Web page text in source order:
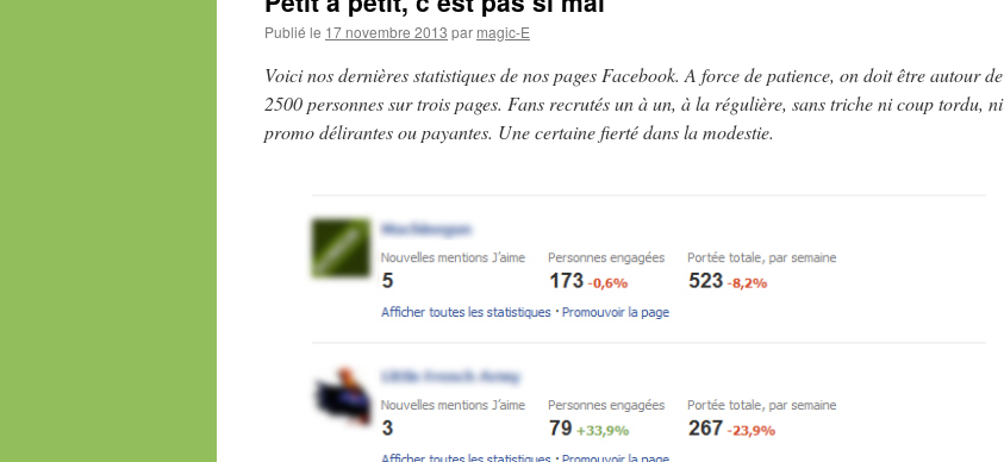
Publié le 17 novembre 2013 par magic-E
Voici nos dernières statistiques de nos pages Facebook. A force de patience, on doit être autour de
2500 personnes sur trois pages. Fans recrutés un à un, à la régulière, sans triche ni coup tordu, ni
promo délirantes ou payantes. Une certaine fierté dans la modestie.